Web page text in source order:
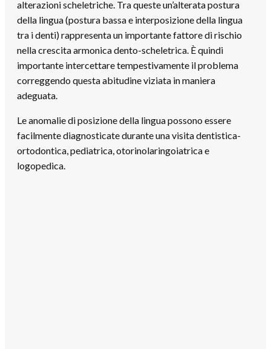
alterazioni scheletriche. Tra queste un’alterata postura
della lingua (postura bassa e interposizione della lingua
tra i denti) rappresenta un importante fattore di rischio
nella crescita armonica dento-scheletrica. È quindi
importante intercettare tempestivamente il problema
correggendo questa abitudine viziata in maniera
adeguata.
Le anomalie di posizione della lingua possono essere
facilmente diagnosticate durante una visita dentistica-
ortodontica, pediatrica, otorinolaringoiatrica e
logopedica.